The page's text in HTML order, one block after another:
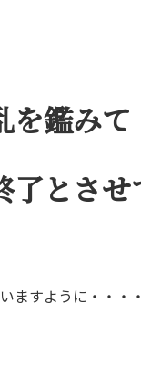
を鑑みて
とさせ
ますように・・・・